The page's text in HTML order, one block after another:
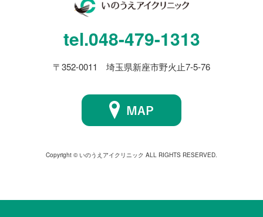
tel.048-479-1313
〒352-0011 埼玉県新座市野火止7-5-76
Copyright © いのうえアイクリニック ALL RIGHTS RESERVED.